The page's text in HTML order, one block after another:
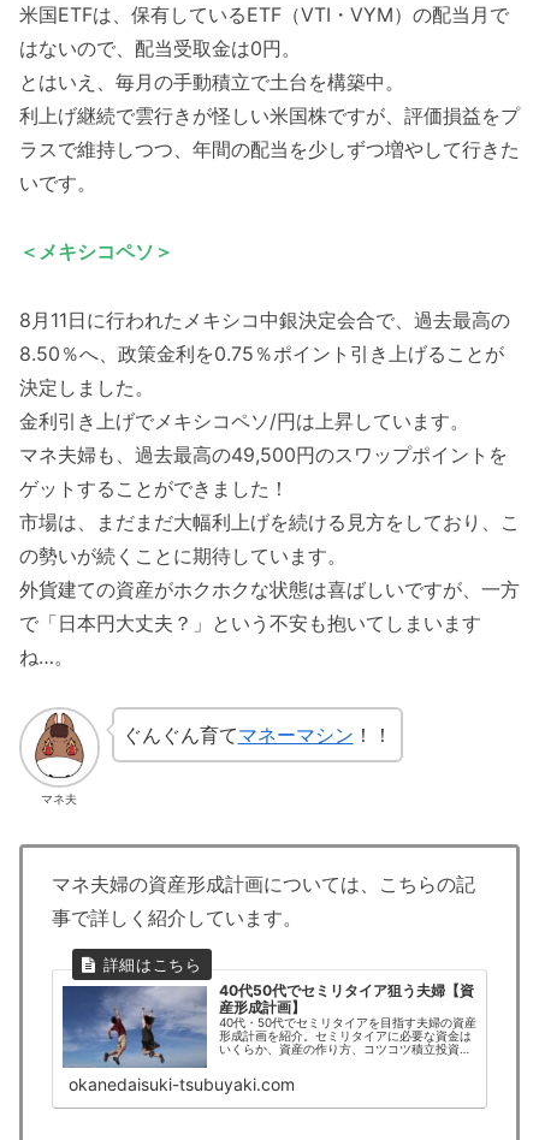
米国ETFは、保有しているETF（VTI・VYM）の配当月で
はないので、配当受取金は0円。
とはいえ、毎月の手動積立で土台を構築中。
利上げ継続で雲行きが怪しい米国株ですが、評価損益をプ
ラスで維持しつつ、年間の配当を少しずつ増やして行きた
いです。
＜メキシコペソ＞
8月11日に行われたメキシコ中銀決定会合で、過去最高の
8.50％へ、政策金利を0.75％ポイント引き上げることが
決定しました。
金利引き上げでメキシコペソ/円は上昇しています。
マネ夫婦も、過去最高の49,500円のスワップポイントを
ゲットすることができました！
市場は、まだまだ大幅利上げを続ける見方をしており、こ
の勢いが続くことに期待しています。
外貨建ての資産がホクホクな状態は喜ばしいですが、一方
で「日本円大丈夫？」という不安も抱いてしまいます
ね…。
マネ夫
ぐんぐん育てマネーマシン ！！
マネ夫婦の資産形成計画については、こちらの記
事で詳しく紹介しています。
40代50代でセミリタイア狙う夫婦【資
産形成計画】
40代・50代でセミリタイアを目指す夫婦の資産
形成計画を紹介。セミリタイアに必要な資金は
いくらか、資産の作り方、コツコツ積立投資で
リタイアを企てています!セミリタイアを思い立
ったら行動を！
okanedaisuki-tsubuyaki.com